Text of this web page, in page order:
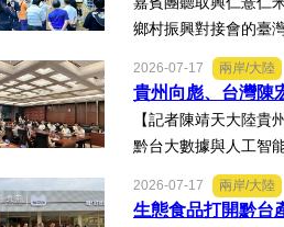
鄉村振興對接會的臺
2026-07-17 兩岸/大陸
貴州向彪、台灣陳
【記者陳靖天大陸
黔台大數據與人工智
2026-07-17 兩岸/大陸
生態食品打開黔台